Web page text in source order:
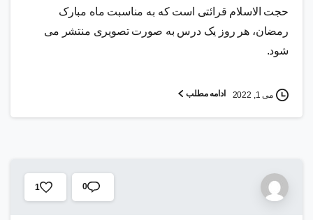
حجت الاسلام قرائتی است که به مناسبت ماه مبارک
رمضان، هر روز یک درس به صورت تصویری منتشر می
شود.
می 1, 2022 ادامه مطلب
0
1